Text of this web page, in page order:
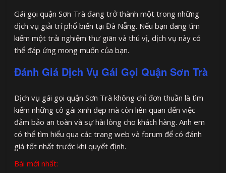
Gái gọi quận Sơn Trà đang trở thành một trong những
dịch vụ giải trí phổ biến tại Đà Nẵng. Nếu bạn đang tìm
kiếm một trải nghiệm thư giãn và thú vị, dịch vụ này có
thể đáp ứng mong muốn của bạn.
Đánh Giá Dịch Vụ Gái Gọi Quận Sơn Trà
Dịch vụ gái gọi quận Sơn Trà không chỉ đơn thuần là tìm
kiếm những cô gái xinh đẹp mà còn liên quan đến việc
đảm bảo an toàn và sự hài lòng cho khách hàng. Anh em
có thể tìm hiểu qua các trang web và forum để có đánh
giá tốt nhất trước khi quyết định.
Bài mới nhất: